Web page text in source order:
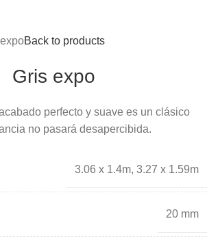
Back to products
Gris expo
perfecto y suave es un clásico
no pasará desapercibida.
3.06 x 1.4m, 3.27 x 1.59m
20 mm